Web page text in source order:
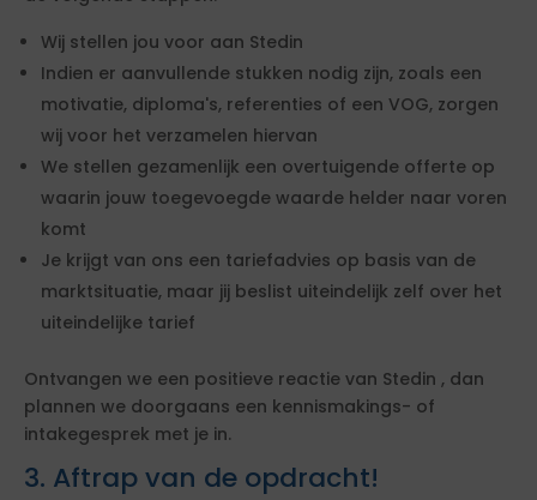
Wij stellen jou voor aan Stedin
Indien er aanvullende stukken nodig zijn, zoals een
motivatie, diploma's, referenties of een VOG, zorgen
wij voor het verzamelen hiervan
We stellen gezamenlijk een overtuigende offerte op
waarin jouw toegevoegde waarde helder naar voren
komt
Je krijgt van ons een tariefadvies op basis van de
marktsituatie, maar jij beslist uiteindelijk zelf over het
uiteindelijke tarief
Ontvangen we een positieve reactie van Stedin , dan
plannen we doorgaans een kennismakings- of
intakegesprek met je in.
3. Aftrap van de opdracht!